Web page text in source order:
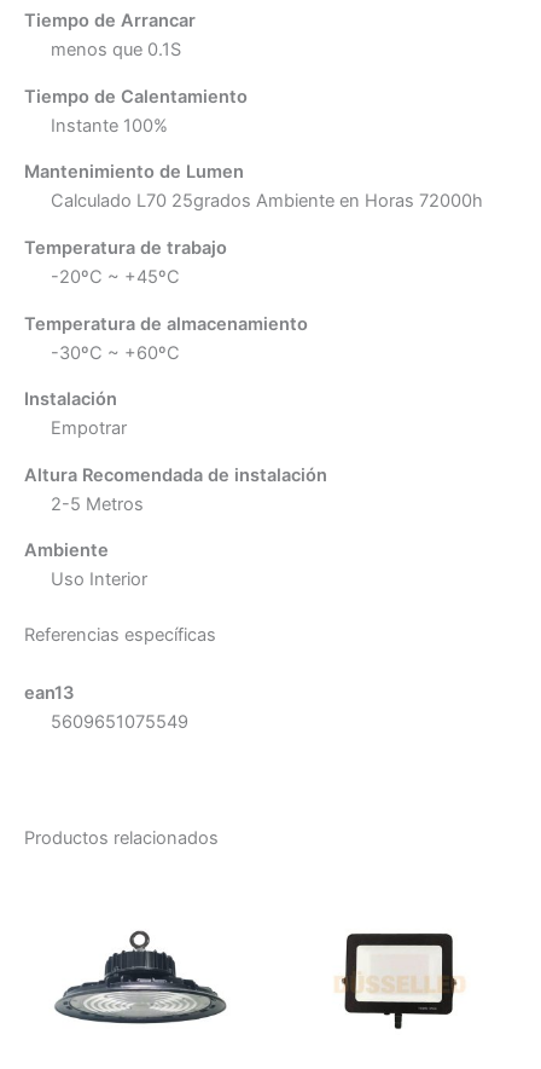
Tiempo de Arrancar
menos que 0.1S
Tiempo de Calentamiento
Instante 100%
Mantenimiento de Lumen
Calculado L70 25grados Ambiente en Horas 72000h
Temperatura de trabajo
-20ºC ~ +45ºC
Temperatura de almacenamiento
-30ºC ~ +60ºC
Instalación
Empotrar
Altura Recomendada de instalación
2-5 Metros
Ambiente
Uso Interior
Referencias específicas
ean13
5609651075549
Productos relacionados